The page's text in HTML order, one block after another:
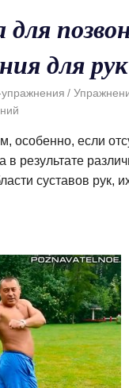
для
для рук
особенно, если
в результате
суставов рук,